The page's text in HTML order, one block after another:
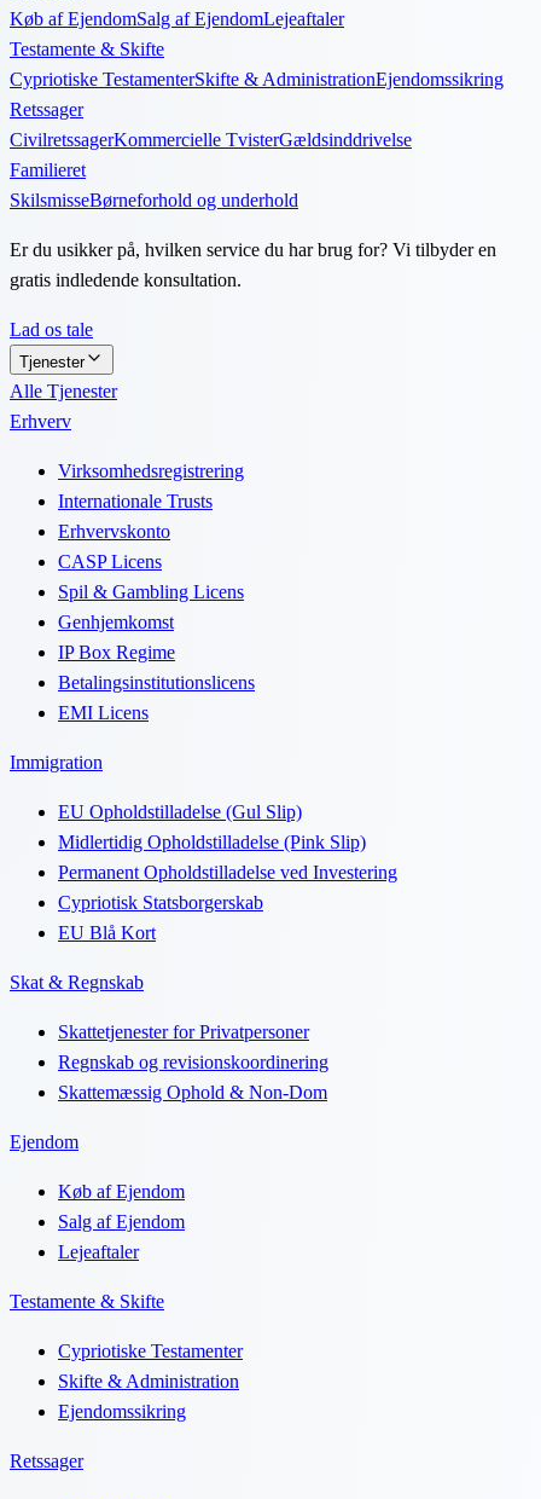
Køb af EjendomSalg af EjendomLejeaftaler
Testamente & Skifte
Cypriotiske TestamenterSkifte & AdministrationEjendomssikring
Retssager
CivilretssagerKommercielle TvisterGældsinddrivelse
Familieret
SkilsmisseBørneforhold og underhold
Er du usikker på, hvilken service du har brug for? Vi tilbyder en
gratis indledende konsultation.
Lad os tale
Tjenester
Alle Tjenester
Erhverv
Virksomhedsregistrering
Internationale Trusts
Erhvervskonto
CASP Licens
Spil & Gambling Licens
Genhjemkomst
IP Box Regime
Betalingsinstitutionslicens
EMI Licens
Immigration
EU Opholdstilladelse (Gul Slip)
Midlertidig Opholdstilladelse (Pink Slip)
Permanent Opholdstilladelse ved Investering
Cypriotisk Statsborgerskab
EU Blå Kort
Skat & Regnskab
Skattetjenester for Privatpersoner
Regnskab og revisionskoordinering
Skattemæssig Ophold & Non-Dom
Ejendom
Køb af Ejendom
Salg af Ejendom
Lejeaftaler
Testamente & Skifte
Cypriotiske Testamenter
Skifte & Administration
Ejendomssikring
Retssager